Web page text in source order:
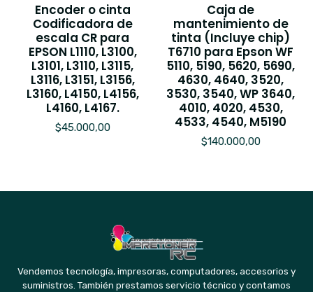
Encoder o cinta
Codificadora de
escala CR para
EPSON L1110, L3100,
L3101, L3110, L3115,
L3116, L3151, L3156,
L3160, L4150, L4156,
L4160, L4167.
$45.000,00
Caja de
mantenimiento de
tinta (Incluye chip)
T6710 para Epson WF
5110, 5190, 5620, 5690,
4630, 4640, 3520,
3530, 3540, WP 3640,
4010, 4020, 4530,
4533, 4540, M5190
$140.000,00
Vendemos tecnología, impresoras, computadores, accesorios y
suministros. También prestamos servicio técnico y contamos